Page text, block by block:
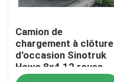
Visite d'usine
Camion de
chargement à clôture
d'occasion Sinotruk
Howo 8x4 12 roues
Camion de